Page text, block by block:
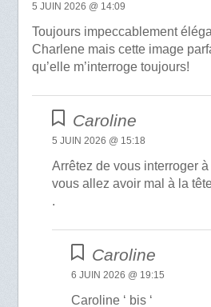
5 JUIN 2026 @ 14:09
Toujours impeccablement
Charlene mais cette image
qu’elle m’interroge toujours!
Caroline
5 JUIN 2026 @ 15:18
Arrêtez de vous interroger
vous allez avoir mal à la
.
Caroline
6 JUIN 2026 @ 19:15
Caroline ‘ bis ‘